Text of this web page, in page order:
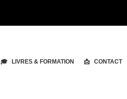
🎓 LIVRES & FORMATION 📩 CONTACT